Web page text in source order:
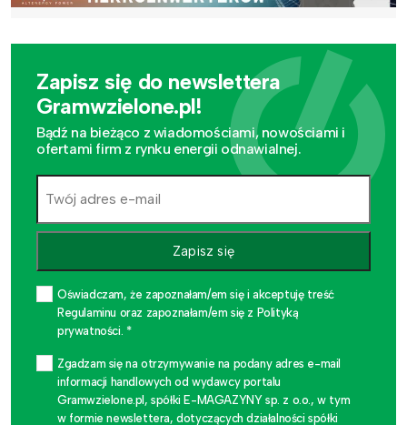
Zapisz się do newslettera
Gramwzielone.pl!
Bądź na bieżąco z wiadomościami, nowościami i
ofertami firm z rynku energii odnawialnej.
Zapisz się
Oświadczam, że zapoznałam/em się i akceptuję treść
Regulaminu oraz zapoznałam/em się z Polityką
prywatności. *
Zgadzam się na otrzymywanie na podany adres e-mail
informacji handlowych od wydawcy portalu
Gramwzielone.pl, spółki E-MAGAZYNY sp. z o.o., w tym
w formie newslettera, dotyczących działalności spółki